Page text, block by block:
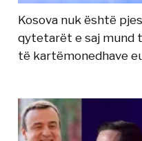
Kosova nuk është
qytetarët e saj mund
të kartëmonedhave